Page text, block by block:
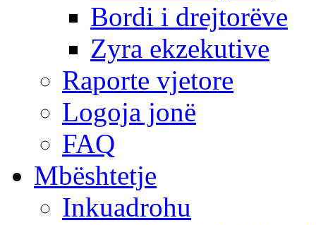
Bordi i drejtorëve
Zyra ekzekutive
Raporte vjetore
Logoja jonë
FAQ
Mbështetje
Inkuadrohu